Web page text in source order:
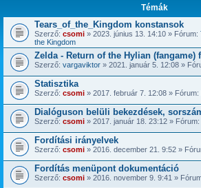
Témák
Tears_of_the_Kingdom konstansok
Szerző: csomi » 2023. június 13. 14:10 » Fórum:
the Kingdom
Zelda - Return of the Hylian (fangame)
Szerző: vargaviktor » 2021. január 5. 12:08 »
Statisztika
Szerző: csomi » 2017. február 7. 12:08 » Fórum:
Dialóguson belüli bekezdések,
Szerző: csomi » 2017. január 18. 23:12 » Fórum:
Fordítási irányelvek
Szerző: csomi » 2016. december 21. 9:52 »
Fordítás menüpont dokumentáció
Szerző: csomi » 2016. november 9. 9:41 »